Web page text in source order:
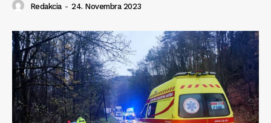
Redakcia - 24. Novembra 2023